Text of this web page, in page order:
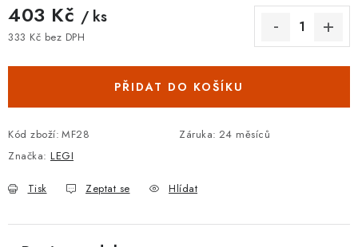
403 Kč / ks
333 Kč bez DPH
PŘIDAT DO KOŠÍKU
Kód zboží: MF28 Záruka: 24 měsíců
Značka: LEGI
Tisk Zeptat se Hlídat